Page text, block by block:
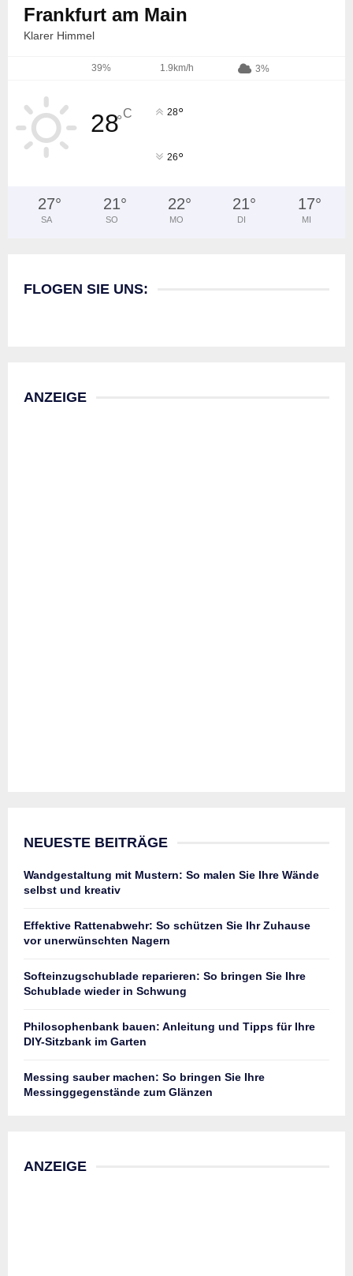
Frankfurt am Main
Klarer Himmel
39% 1.9km/h 3%
28°C 28°
26°
27°
SA
21°
SO
22°
MO
21°
DI
17°
MI
FLOGEN SIE UNS:
ANZEIGE
NEUESTE BEITRÄGE
Wandgestaltung mit Mustern: So malen Sie Ihre Wände
selbst und kreativ
Effektive Rattenabwehr: So schützen Sie Ihr Zuhause
vor unerwünschten Nagern
Softeinzugschublade reparieren: So bringen Sie Ihre
Schublade wieder in Schwung
Philosophenbank bauen: Anleitung und Tipps für Ihre
DIY-Sitzbank im Garten
Messing sauber machen: So bringen Sie Ihre
Messinggegenstände zum Glänzen
ANZEIGE